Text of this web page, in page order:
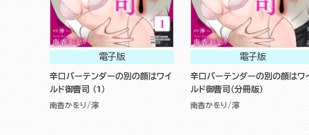
電子版
辛口バーテンダーの別の顔はワイ
ルド御曹司 （1）
南香かをり 濘
電子版
辛口バーテンダーの別の顔はワ
ルド御曹司（分冊版）
南香かをり 濘